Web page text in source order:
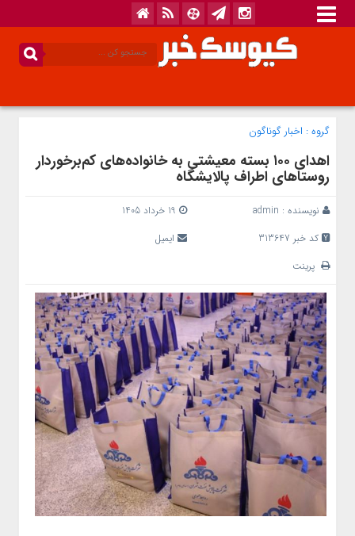
گروه : اخبار گوناگون
اهدای ۱۰۰ بسته معیشتی به خانواده‌های کم‌برخوردار
روستاهای اطراف پالایشگاه
نویسنده : admin
کد خبر 313647
ایمیل
پرینت